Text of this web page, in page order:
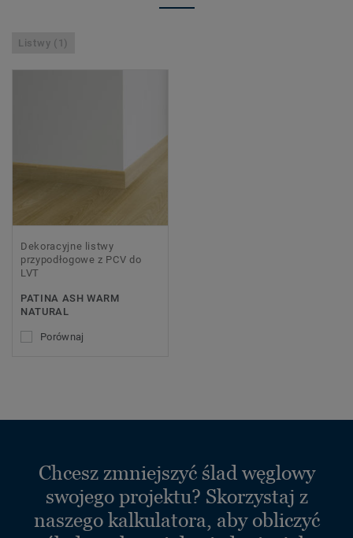
Listwy (1)
Dekoracyjne listwy
przypodłogowe z PCV do
LVT
PATINA ASH WARM
NATURAL
Porównaj
Chcesz zmniejszyć ślad węglowy
swojego projektu? Skorzystaj z
naszego kalkulatora, aby obliczyć